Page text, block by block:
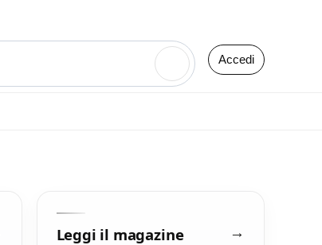
Accedi
Leggi il magazine →